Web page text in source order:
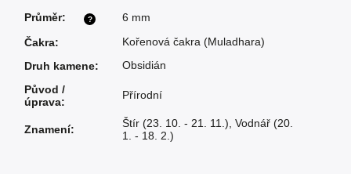
?
Průměr:
6 mm
Čakra:
Kořenová čakra (Muladhara)
Druh kamene:
Obsidián
Původ /
úprava:
Přírodní
Znamení: Štír (23. 10. - 21. 11.) Vodnář (20.
1. - 18. 2.)